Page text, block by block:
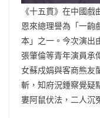
《十五貫》在中國
恩來總理譽為「一齣
本」之一。今次演出
張肇倫等青年演員承
女蘇戍娟與客商熊友
斬，知府況鍾察覺疑
婁阿鼠伏法，二人沉